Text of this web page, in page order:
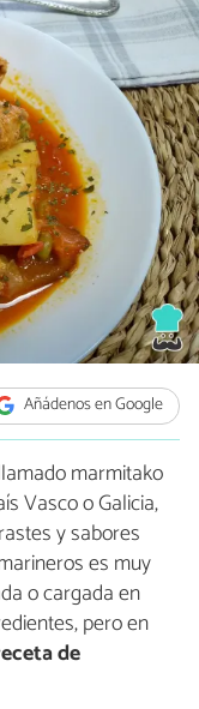
Añádenos en Google
marmitako
Vasco o Galicia,
y sabores
es muy
o cargada en
pero en
de